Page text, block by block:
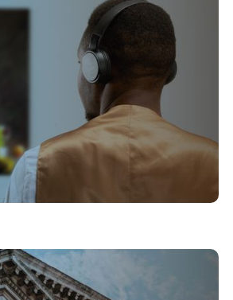
de um plano digital
documental e a
nos tribunais